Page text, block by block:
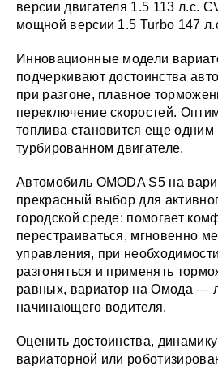
версии двигателя 1.5 113 л.с.
мощной версии 1.5 Turbo 147
Инновационные модели
подчеркивают достоинства
при разгоне, плавное
переключение скоростей.
топлива становится еще
турбированном двигателе.
Автомобиль OMODA S5 на
прекрасный выбор для
городской среде: помогает
перестраиваться, мгновенно
управления, при
разгоняться и применять
равных, вариатор на Омода —
начинающего водителя.
Оценить достоинства,
вариаторной или